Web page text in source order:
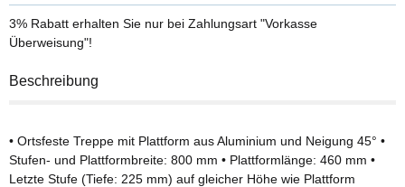
3% Rabatt erhalten Sie nur bei Zahlungsart "Vorkasse
Überweisung"!
Beschreibung
• Ortsfeste Treppe mit Plattform aus Aluminium und Neigung 45° •
Stufen- und Plattformbreite: 800 mm • Plattformlänge: 460 mm •
Letzte Stufe (Tiefe: 225 mm) auf gleicher Höhe wie Plattform